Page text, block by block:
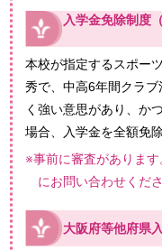
入学金免除制度
本校が指定するスポー
秀で、中高6年間クラ
く強い意思があり、か
場合、入学金を全額免除
※事前に審査がありま
にお問い合わせくださ
大阪府等他府県